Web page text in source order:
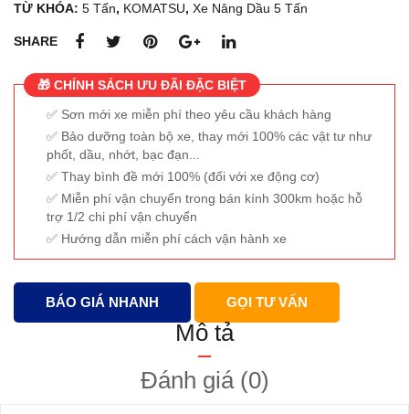
TỪ KHÓA: 5 Tấn, KOMATSU, Xe Nâng Dầu 5 Tấn
SHARE
🎁 CHÍNH SÁCH ƯU ĐÃI ĐẶC BIỆT
Sơn mới xe miễn phí theo yêu cầu khách hàng
Bảo dưỡng toàn bộ xe, thay mới 100% các vật tư như
phốt, dầu, nhớt, bạc đạn...
Thay bình đề mới 100% (đối với xe động cơ)
Miễn phí vận chuyển trong bán kính 300km hoặc hỗ
trợ 1/2 chi phí vận chuyển
Hướng dẫn miễn phí cách vận hành xe
BÁO GIÁ NHANH GỌI TƯ VẤN
Mô tả
Đánh giá (0)